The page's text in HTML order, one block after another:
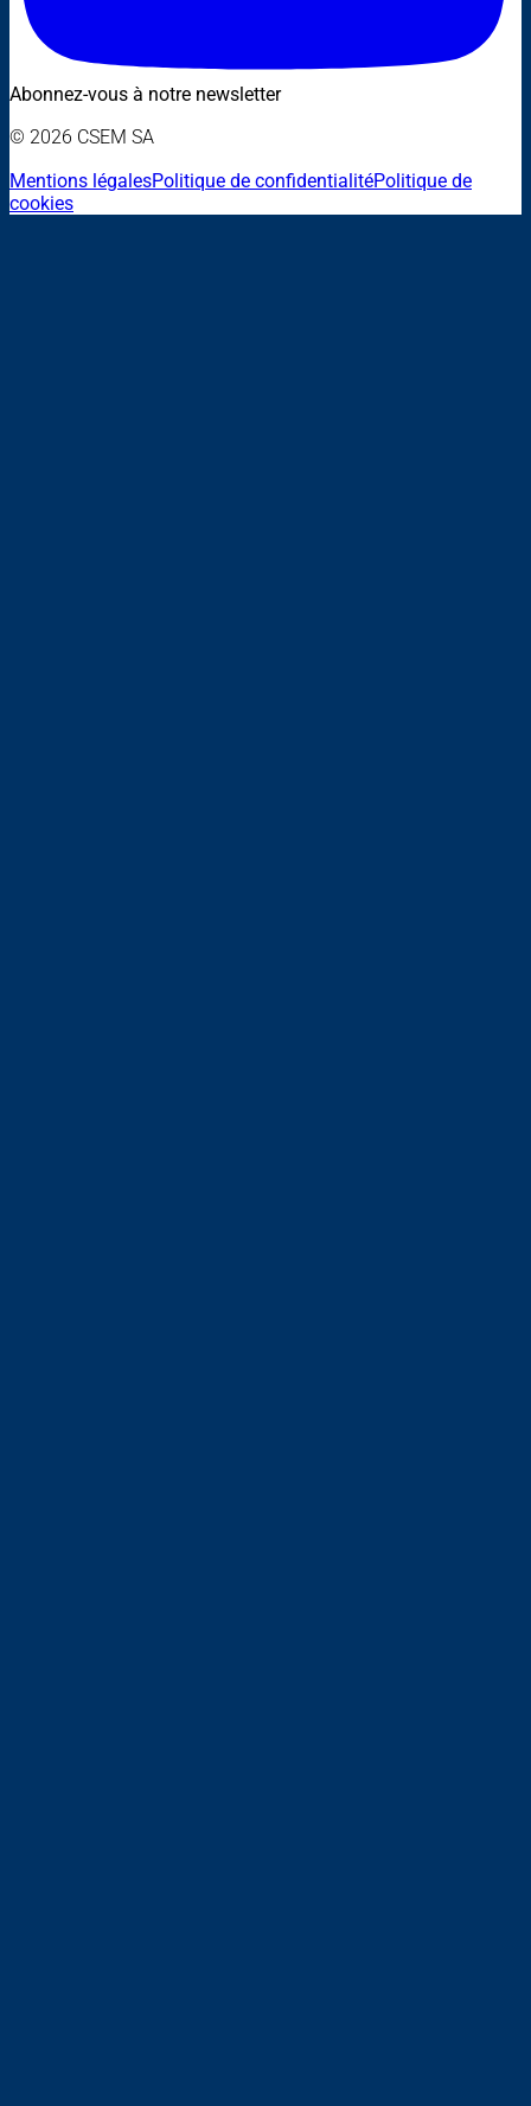
Abonnez-vous à notre newsletter
© 2026 CSEM SA
Mentions légalesPolitique de confidentialitéPolitique de
cookies